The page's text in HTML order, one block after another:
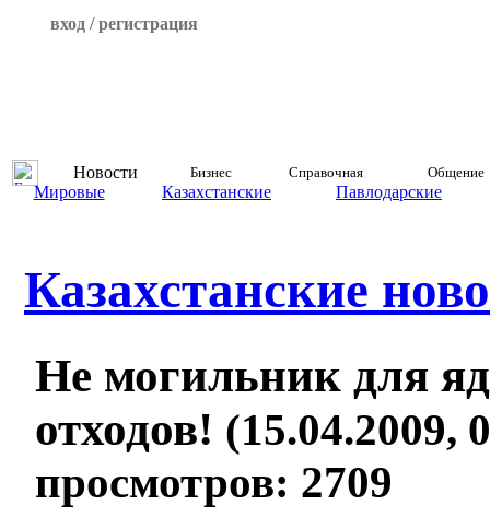
вход / регистрация
Новости Бизнес Справочная Общение
Мировые Казахстанские Павлодарские
Казахстанские
Не могильник для
отходов! (15.04.2009,
просмотров: 2709